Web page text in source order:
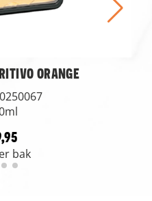
orange
bak